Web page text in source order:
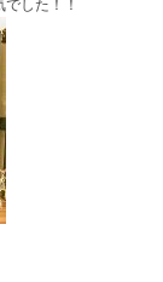
した！！